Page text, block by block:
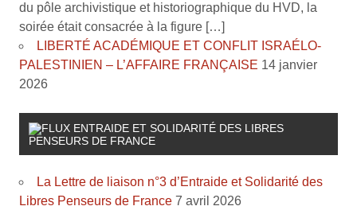
du pôle archivistique et historiographique du HVD, la
soirée était consacrée à la figure […]
LIBERTÉ ACADÉMIQUE ET CONFLIT ISRAÉLO-
PALESTINIEN – L’AFFAIRE FRANÇAISE 14 janvier
2026
ENTRAIDE ET SOLIDARITÉ DES LIBRES
PENSEURS DE FRANCE
La Lettre de liaison n°3 d’Entraide et Solidarité des
Libres Penseurs de France 7 avril 2026